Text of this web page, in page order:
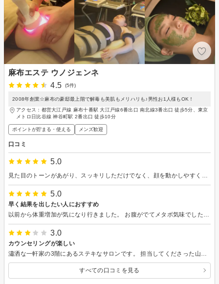
麻布エステ ウノジェンネ
4.5
(5件)
2008年創業☆麻布の豪邸最上階で解毒も美肌もメリハリも♪男性お1人様もOK！
アクセス：都営大江戸線 麻布十番駅 大江戸線6番出口 南北線3番出口 徒歩5分、東京
メトロ日比谷線 神谷町駅 2番出口 徒歩10分
ポイントが貯まる・使える メンズ歓迎
口コミ
5.0
5.0
早く結果を出したい人におすすめ
3.0
カウンセリングが楽しい
すべての口コミを見る